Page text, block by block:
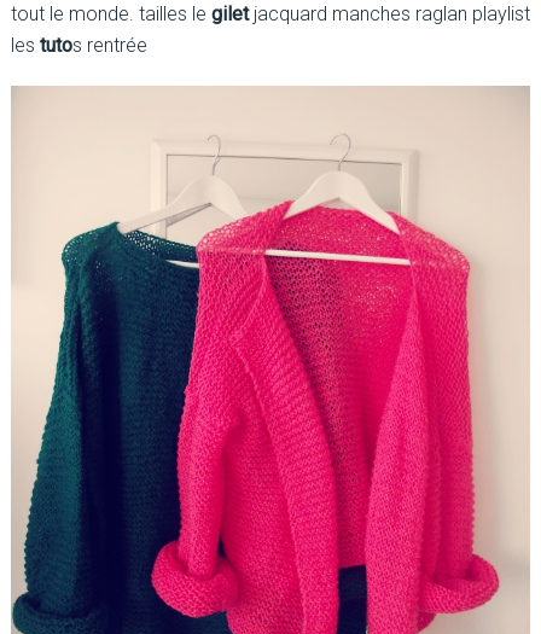
tout le monde. tailles le giletjacquard manches raglan playlist
les tutos rentrée